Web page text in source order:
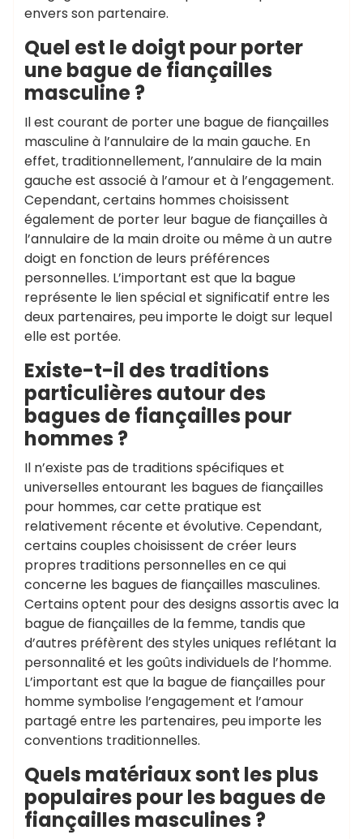
envers son partenaire.
Quel est le doigt pour porter
une bague de fiançailles
masculine ?
Il est courant de porter une bague de fiançailles
masculine à l’annulaire de la main gauche. En
effet, traditionnellement, l’annulaire de la main
gauche est associé à l’amour et à l’engagement.
Cependant, certains hommes choisissent
également de porter leur bague de fiançailles à
l’annulaire de la main droite ou même à un autre
doigt en fonction de leurs préférences
personnelles. L’important est que la bague
représente le lien spécial et significatif entre les
deux partenaires, peu importe le doigt sur lequel
elle est portée.
Existe-t-il des traditions
particulières autour des
bagues de fiançailles pour
hommes ?
Il n’existe pas de traditions spécifiques et
universelles entourant les bagues de fiançailles
pour hommes, car cette pratique est
relativement récente et évolutive. Cependant,
certains couples choisissent de créer leurs
propres traditions personnelles en ce qui
concerne les bagues de fiançailles masculines.
Certains optent pour des designs assortis avec la
bague de fiançailles de la femme, tandis que
d’autres préfèrent des styles uniques reflétant la
personnalité et les goûts individuels de l’homme.
L’important est que la bague de fiançailles pour
homme symbolise l’engagement et l’amour
partagé entre les partenaires, peu importe les
conventions traditionnelles.
Quels matériaux sont les plus
populaires pour les bagues de
fiançailles masculines ?